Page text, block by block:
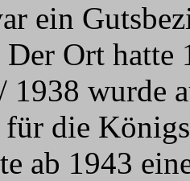
ein
Der Ort
1938 wurde
die
ab 1943